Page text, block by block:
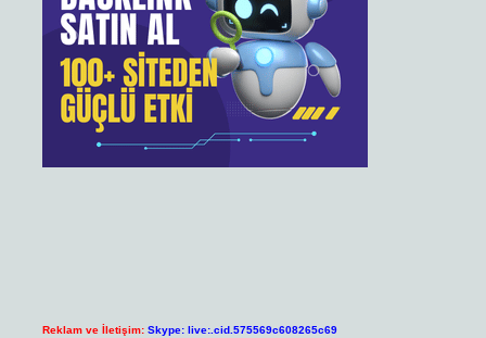
Reklam ve İletişim: Skype: live:.cid.575569c608265c69